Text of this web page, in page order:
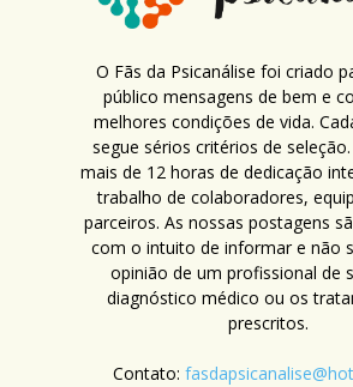
O Fãs da Psicanálise foi criado
público mensagens de bem e
melhores condições de vida.
segue sérios critérios de
mais de 12 horas de dedicação
trabalho de colaboradores,
parceiros. As nossas postagens
com o intuito de informar e não
opinião de um profissional de
diagnóstico médico ou os
prescritos.
Contato: